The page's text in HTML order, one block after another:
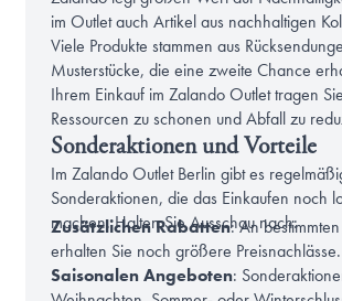
im Outlet auch Artikel aus nachhaltigen
Viele Produkte stammen aus
Musterstücke, die eine zweite Chance
Ihrem Einkauf im Zalando Outlet tragen
Ressourcen zu schonen und Abfall zu
Sonderaktionen und Vorteile
Im Zalando Outlet Berlin gibt es
Sonderaktionen, die das Einkaufen noch
machen. Halten Sie Ausschau nach:
Zusätzlichen Rabatten: An
erhalten Sie noch größere Preisnachlässe.
Saisonalen Angeboten: